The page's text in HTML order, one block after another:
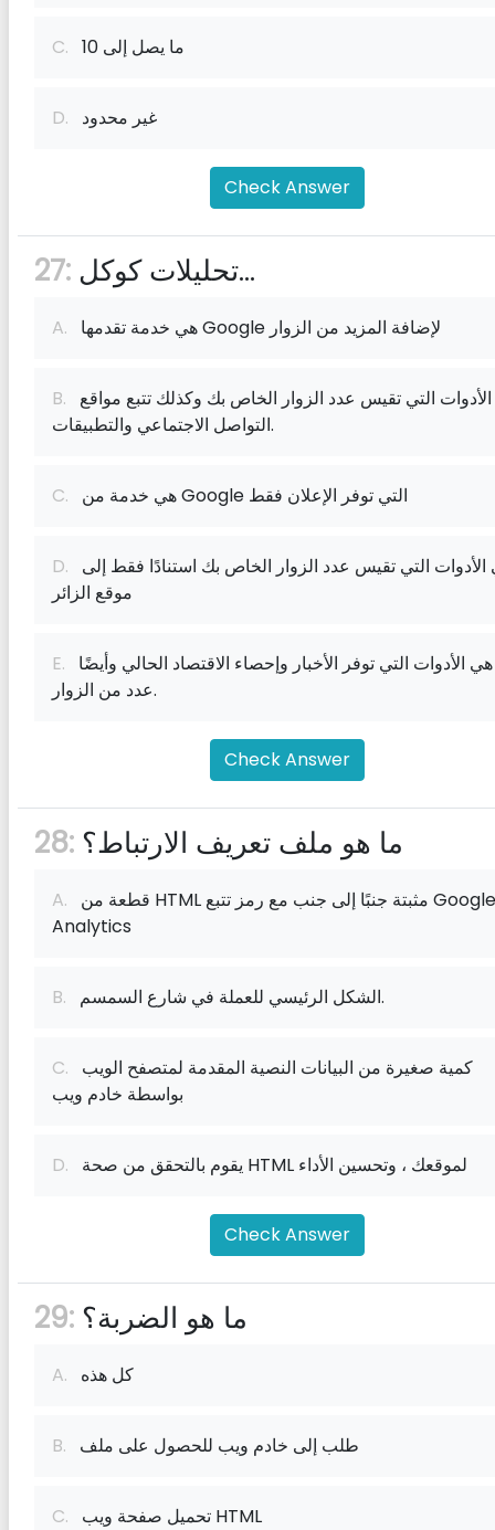
C. ما يصل إلى 10
D. غير محدود
Check Answer
27: تحليلات كوكل...
A. هي خدمة تقدمها Google لإضافة المزيد من الزوار
B.
التواصل الاجتماعي والتطبيقات.
C. هي خدمة من Google التي توفر الإعلان فقط
D.
موقع الزائر
E.
عدد من الزوار.
Check Answer
28: ما هو ملف تعريف الارتباط؟
A.
Analytics
B. الشكل الرئيسي للعملة في شارع السمسم.
C.
بواسطة خادم ويب
D. يقوم بالتحقق من صحة HTML لموقعك ، وتحسين الأداء
Check Answer
29: ما هو الضربة؟
A. كل هذه
B. طلب إلى خادم ويب للحصول على ملف
C. تحميل صفحة ويب HTML